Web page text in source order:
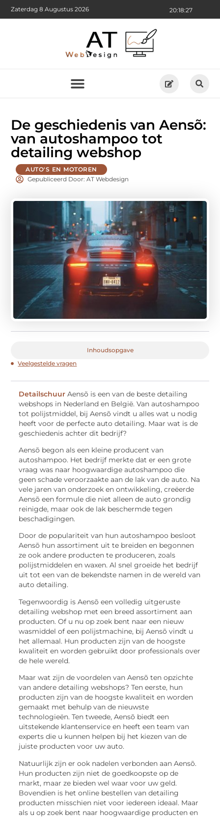
20:18:28
Zaterdag 8 Augustus 2026
De geschiedenis van Aensõ:
van autoshampoo tot
detailing webshop
AUTO'S EN MOTOREN
Gepubliceerd Door: AT Webdesign
Inhoudsopgave
Veelgestelde vragen
DetailschuurAensõ is een van de beste detailing
webshops in Nederland en België. Van autoshampoo
tot polijstmiddel, bij Aensõ vindt u alles wat u nodig
heeft voor de perfecte auto detailing. Maar wat is de
geschiedenis achter dit bedrijf?
Aensõ begon als een kleine producent van
autoshampoo. Het bedrijf merkte dat er een grote
vraag was naar hoogwaardige autoshampoo die
geen schade veroorzaakte aan de lak van de auto. Na
vele jaren van onderzoek en ontwikkeling, creëerde
Aensõ een formule die niet alleen de auto grondig
reinigde, maar ook de lak beschermde tegen
beschadigingen.
Door de populariteit van hun autoshampoo besloot
Aensõ hun assortiment uit te breiden en begonnen
ze ook andere producten te produceren, zoals
polijstmiddelen en waxen. Al snel groeide het bedrijf
uit tot een van de bekendste namen in de wereld van
auto detailing.
Tegenwoordig is Aensõ een volledig uitgeruste
detailing webshop met een breed assortiment aan
producten. Of u nu op zoek bent naar een nieuw
wasmiddel of een polijstmachine, bij Aensõ vindt u
het allemaal. Hun producten zijn van de hoogste
kwaliteit en worden gebruikt door professionals over
de hele wereld.
Maar wat zijn de voordelen van Aensõ ten opzichte
van andere detailing webshops? Ten eerste, hun
producten zijn van de hoogste kwaliteit en worden
gemaakt met behulp van de nieuwste
technologieën. Ten tweede, Aensõ biedt een
uitstekende klantenservice en heeft een team van
experts die u kunnen helpen bij het kiezen van de
juiste producten voor uw auto.
Natuurlijk zijn er ook nadelen verbonden aan Aensõ.
Hun producten zijn niet de goedkoopste op de
markt, maar ze bieden wel waar voor uw geld.
Bovendien is het online bestellen van detailing
producten misschien niet voor iedereen ideaal. Maar
als u op zoek bent naar hoogwaardige producten en